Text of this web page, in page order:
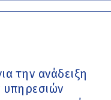
την ανάδειξη
υπηρεσιών